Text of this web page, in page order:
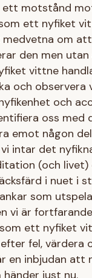
motstånd
ett nyfiket
om att
den men
vittne
och observera
och
oss med
emot någon
vi intar det
(och livet)
i nuet i
som
vi är
ett nyfiket
fel, värdera
en inbjudan att
just nu.